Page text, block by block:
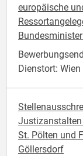
europäische
Dienstort: Wien
Justizanstalten
St. Pölten und
Göllersdorf